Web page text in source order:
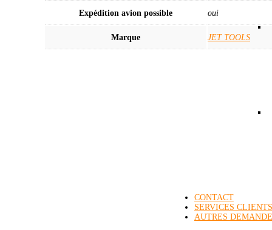
CONTACT
SERVICES CLIENTS
AUTRES
Expédition avion possible oui
Marque JET TOOLS